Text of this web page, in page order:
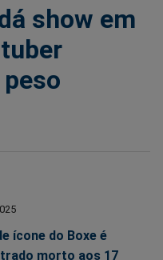
show em
ícone do Boxe é
morto aos 17